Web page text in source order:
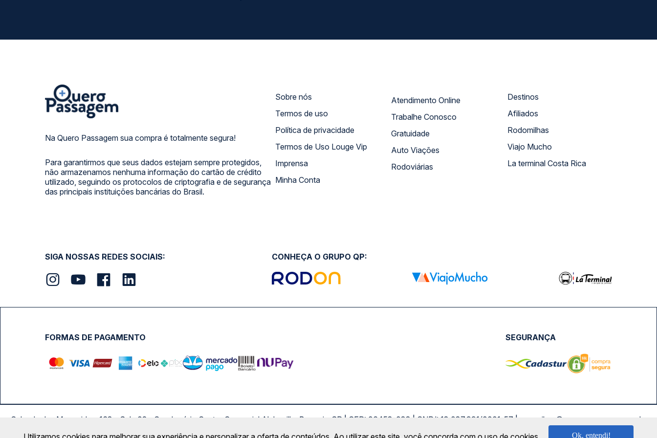
Na Quero Passagem sua compra é totalmente segura!
Para garantirmos que seus dados estejam sempre protegidos,
não armazenamos nenhuma informação do cartão de crédito
utilizado, seguindo os protocolos de criptografia e de segurança
das principais instituições bancárias do Brasil.
Sobre nós
Termos de uso
Política de privacidade
Termos de Uso Louge Vip
Imprensa
Minha Conta
Atendimento Online
Trabalhe Conosco
Gratuidade
Auto Viações
Rodoviárias
Destinos
Afiliados
Rodomilhas
Viajo Mucho
La terminal Costa Rica
SIGA NOSSAS REDES SOCIAIS: CONHEÇA O GRUPO QP:
FORMAS DE PAGAMENTO SEGURANÇA
Calçada das Margaridas, 163 - Sala 02 - Condomínio Centro Comercial Alphaville, Barueri - SP | CEP: 06453-038 | CNPJ: 18.087.991/0001-57 | saconibus@queropassagem.com.br
Copyright 2026 © QueroPassagem.com.br
Ok, entendi!